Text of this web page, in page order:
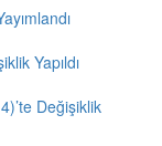
Yapıldı
Değişiklik